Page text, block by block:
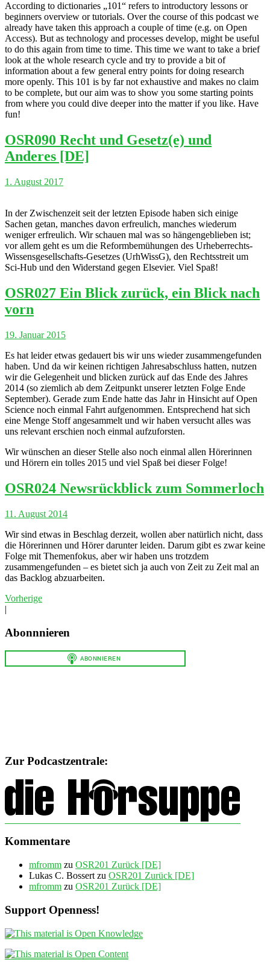
According to dictionaries „101“ refers to introductory lessons or
beginners overview or tutorials. Over the course of this podcast we
already have taken this approach a couple of time (e.g. on Open
Access). But as technology and processes develop, might be useful
to do this again from time to time. This time we want to take a brief
look at the whole research cycle and try to provide a bit of
information about a few general entry points for doing research
more openly. This 101 is by far not exhaustive and makes no claim
to be complete, but our aim was to show you some starting points
from where you could dive deeper into the matter if you like. Have
fun!
OSR090 Recht und Gesetz(e) und
Anderes [DE]
1. August 2017
In der Zwischenzeit seit der letzten Episode haben sich einige
Sachen getan, manches davon erfreulich, manches wiederum
weniger erfreulich. Wir schauen mal was so hängengeblieben ist;
vor allem geht es um die Reformbemühungen des Urheberrechts-
Wissensgesellschafts-Gesetzes (UrhWissG), den Rechtsstreit um
Sci-Hub und den Widerstand gegen Elsevier. Viel Spaß!
OSR027 Ein Blick zurück, ein Blick nach
vorn
19. Januar 2015
Es hat leider etwas gedauert bis wir uns wieder zusammengefunden
haben. Und da wir keinen richtigen Jahresabschluss hatten, nutzen
wir die Gelegenheit und blicken zurück auf das Ende des Jahres
2014 (so ziemlich ab dem Zeitpunkt unserer letzten Folge Ende
September). Gerade zum Ende hatte das Jahr in Hinsicht auf Open
Science noch einmal Fahrt aufgenommen. Entsprechend hat sich
eine Menge Stoff angesammelt und wir haben versucht alles was
uns relevant erschien noch einmal aufzuforsten.
Wir wünschen an dieser Stelle also noch einmal allen Hörerinnen
und Hörern ein tolles 2015 und viel Spaß bei dieser Folge!
OSR024 Newsrückblick zum Sommerloch
11. August 2014
Wir sind etwas in Beschlag derzeit, wollen aber natürlich nicht, dass
die Hörerinnen und Hörer darunter leiden. Darum gibt es zwar keine
Folge mit Themenfokus, aber wir haben uns trotzdem
zusammengefunden – es bietet sich ja auch von Zeit zu Zeit mal an
das Backlog abzuarbeiten.
Vorherige
|
Abonnnieren
Zur Podcastzentrale:
Kommentare
mfromm zu OSR201 Zurück [DE]
Lukas C. Bossert zu OSR201 Zurück [DE]
mfromm zu OSR201 Zurück [DE]
Support Openness!